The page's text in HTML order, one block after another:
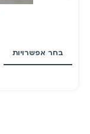
בחר אפשרויות